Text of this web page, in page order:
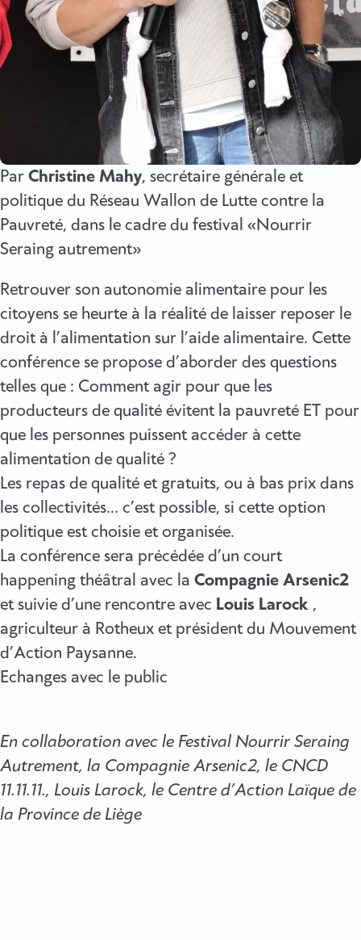
Par Christine Mahy, secrétaire générale et
politique du Réseau Wallon de Lutte contre la
Pauvreté, dans le cadre du festival «Nourrir
Seraing autrement»
Retrouver son autonomie alimentaire pour les
citoyens se heurte à la réalité de laisser reposer le
droit à l’alimentation sur l’aide alimentaire. Cette
conférence se propose d’aborder des questions
telles que : Comment agir pour que les
producteurs de qualité évitent la pauvreté ET pour
que les personnes puissent accéder à cette
alimentation de qualité ?
Les repas de qualité et gratuits, ou à bas prix dans
les collectivités… c’est possible, si cette option
politique est choisie et organisée.
La conférence sera précédée d’un court
happening théâtral avec la Compagnie Arsenic2
et suivie d’une rencontre avec Louis Larock ,
agriculteur à Rotheux et président du Mouvement
d’Action Paysanne.
Echanges avec le public
En collaboration avec le Festival Nourrir Seraing
Autrement, la Compagnie Arsenic2, le CNCD
11.11.11., Louis Larock, le Centre d’Action Laïque de
la Province de Liège